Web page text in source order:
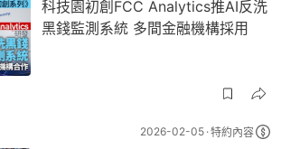
科技園初創FCC Analytics推AI反洗
黑錢監測系統 多間金融機構採用
2026-02-05 特約內容